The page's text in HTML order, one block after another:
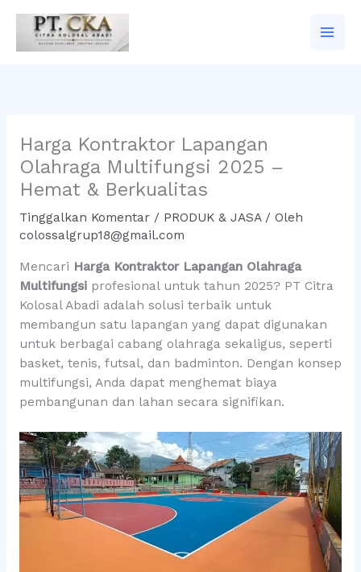
konten
Harga Kontraktor Lapangan
Olahraga Multifungsi 2025 –
Hemat & Berkualitas
Tinggalkan Komentar / PRODUK & JASA/ Oleh
colossalgrup18@gmail.com
Mencari Harga Kontraktor Lapangan Olahraga
Multifungsiprofesional untuk tahun 2025? PT Citra
Kolosal Abadi adalah solusi terbaik untuk
membangun satu lapangan yang dapat digunakan
untuk berbagai cabang olahraga sekaligus, seperti
basket, tenis, futsal, dan badminton. Dengan konsep
multifungsi, Anda dapat menghemat biaya
pembangunan dan lahan secara signifikan.